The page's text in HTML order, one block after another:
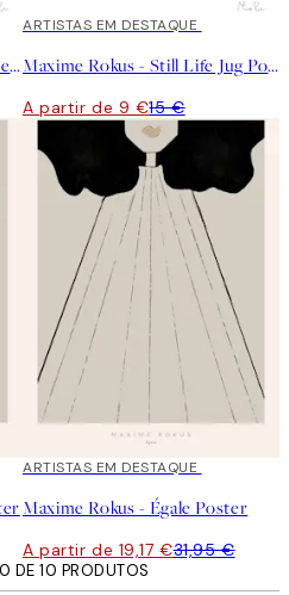
Maxime Rokus - Still Life Bottle Poster
40%*
ARTISTAS EM DESTAQUE
Maxime Rokus - Still Life Jug Poster
A partir de 9 €15 €
40%*
ARTISTAS EM DESTAQUE
Maxime Rokus - Égale Poster
A partir de 19,17 €31,95 €
DE 10 PRODUTOS